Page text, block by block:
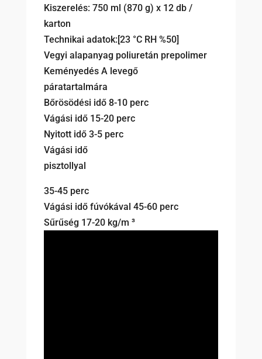
Kiszerelés: 750 ml (870 g) x 12 db /
karton
Technikai adatok:[23 °C RH %50]
Vegyi alapanyag poliuretán prepolimer
Keményedés A levegő
páratartalmára
Bőrösödési idő 8-10 perc
Vágási idő 15-20 perc
Nyitott idő 3-5 perc
Vágási idő
pisztollyal
35-45 perc
Vágási idő fúvókával 45-60 perc
Sűrűség 17-20 kg/m ³